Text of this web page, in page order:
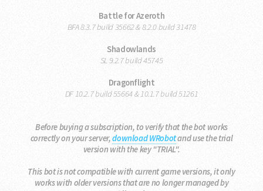
Battle for Azeroth
BFA 8.3.7 build 35662 & 8.2.0 build 31478
Shadowlands
SL 9.2.7 build 45745
Dragonflight
DF 10.2.7 build 55664 & 10.1.7 build 51261
Before buying a subscription, to verify that the bot works
correctly on your server,download WRobotand use the trial
version with the key "TRIAL".
This bot is not compatible with current game versions, it only
works with older versions that are no longer managed by